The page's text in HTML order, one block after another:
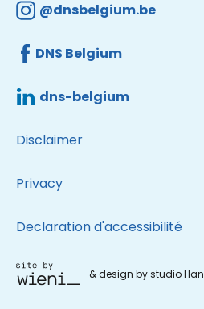
@dnsbelgium.be
DNS Belgium
dns-belgium
Disclaimer
Privacy
Declaration d'accessibilité
& design by studio Han